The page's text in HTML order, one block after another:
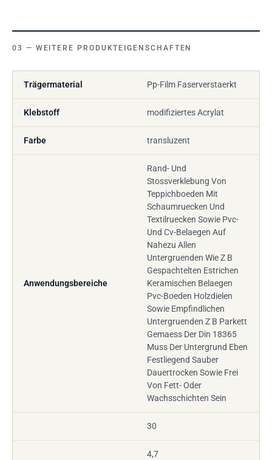
WEITERE PRODUKTEIGENSCHAFTEN
Trägermaterial Pp-Film Faserverstaerkt
Klebstoff modifiziertes Acrylat
Farbe transluzent
Anwendungsbereiche
Rand- Und
Stossverklebung Von
Teppichboeden Mit
Schaumruecken Und
Textilruecken Sowie Pvc-
Und Cv-Belaegen Auf
Nahezu Allen
Untergruenden Wie Z B
Gespachtelten Estrichen
Keramischen Belaegen
Pvc-Boeden Holzdielen
Sowie Empfindlichen
Untergruenden Z B Parkett
Gemaess Der Din 18365
Muss Der Untergrund Eben
Festliegend Sauber
Dauertrocken Sowie Frei
Von Fett- Oder
Wachsschichten Sein
30
4,7